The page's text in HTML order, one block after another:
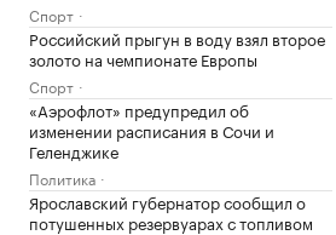
Спорт
Российский прыгун в воду взял второе
золото на чемпионате Европы
Спорт
«Аэрофлот» предупредил об
изменении расписания в Сочи и
Геленджике
Политика
Ярославский губернатор сообщил о
потушенных резервуарах с топливом